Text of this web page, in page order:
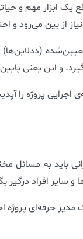
یک ابزار مهم و
از بین می‌رود
و این یعنی
پروژه را
باید به مسائل
و سایر افراد
حرفه‌ای پروژه